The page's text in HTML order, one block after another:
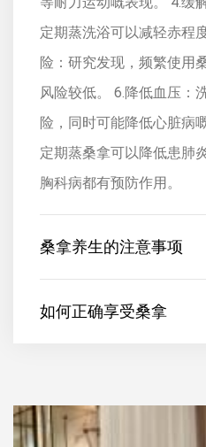
定期蒸洗浴可以减轻赤程
险：研究发现，频繁使用
风险较低。 6.降低血压：
险，同时可能降低心脏病
定期蒸桑拿可以降低患肺
胸科病都有预防作用。
桑拿养生的注意事项
如何正确享受桑拿